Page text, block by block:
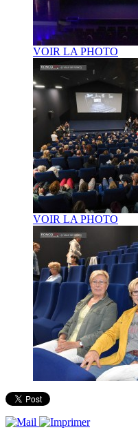
VOIR LA PHOTO
VOIR LA PHOTO